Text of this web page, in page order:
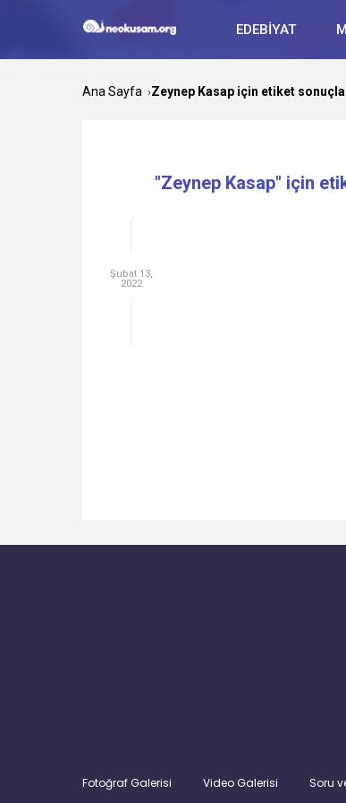
EDEBİYAT
Ana Sayfa ›Zeynep Kasap için etiket
"Zeynep Kasap" için
Şubat 13,
2022
Fotoğraf Galerisi Video Galerisi Soru